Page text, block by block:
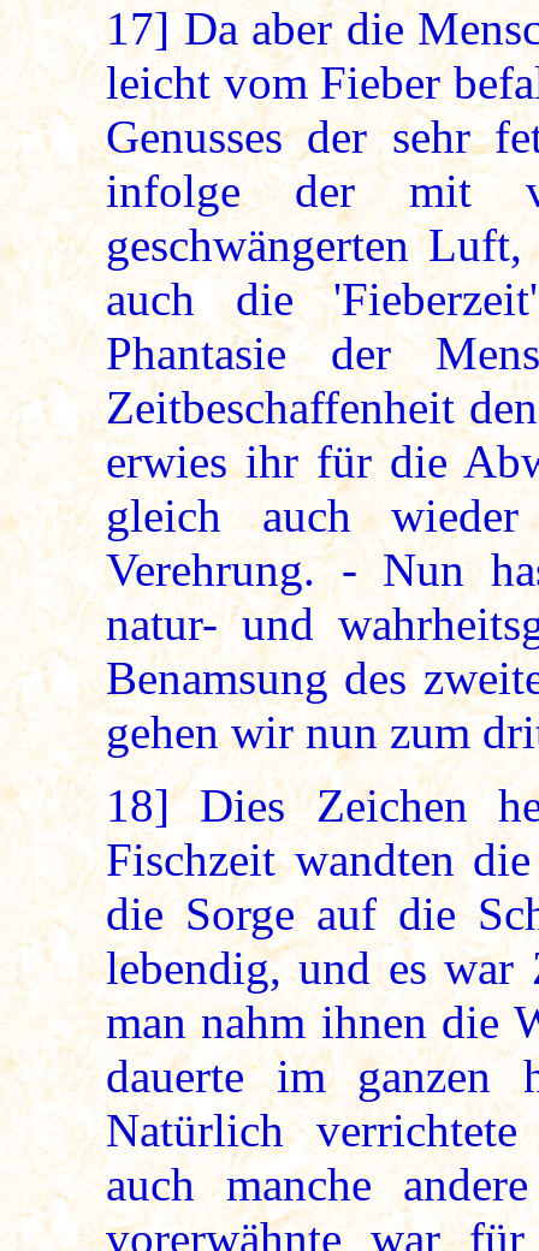
17] Da aber die
leicht vom Fieber
Genusses der sehr
infolge der mit
geschwängerten
auch die
Phantasie der
Zeitbeschaffenheit
erwies ihr für die
gleich auch
Verehrung. - Nun
natur- und
Benamsung des
gehen wir nun zum
18]Dies Zeichen
Fischzeit wandten
die Sorge auf die
lebendig, und es war
man nahm ihnen die
dauerte im ganzen
Natürlich
auch manche
vorerwähnte war